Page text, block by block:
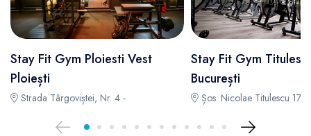
Stay Fit Gym Ploiesti Vest
Ploiești
Strada Târgoviștei, Nr. 4 -
Stay Fit Gym
București
Șos. Nicolae Titulescu